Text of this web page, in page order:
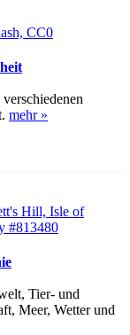
mehr »
Tier- und
Meer, Wetter und